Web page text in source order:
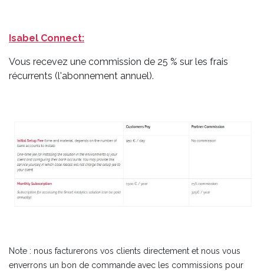
Isabel Connect:
Vous recevez une commission de 25 % sur les frais
récurrents (l'abonnement annuel).
Note : nous facturerons vos clients directement et nous vous
enverrons un bon de commande avec les commissions pour